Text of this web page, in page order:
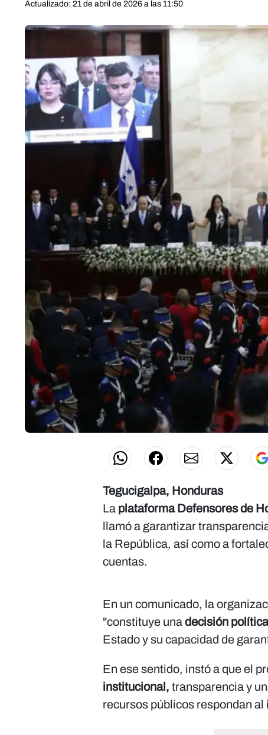
Actualizado: 21 de abril de 2026 a las 11:50
Tegucigalpa, Honduras
La plataforma Defensores de
llamó a garantizar
la República, así como a
cuentas.
En un comunicado, la
"constituye unadecisión
Estado y su capacidad de
En ese sentido, instó a que el
institucional, transparencia y
recursos públicos respondan al